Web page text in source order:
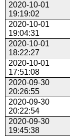
2020-10-01
19:19:02
2020-10-01
19:04:31
2020-10-01
18:22:27
2020-10-01
17:51:08
2020-09-30
20:26:55
2020-09-30
20:22:54
2020-09-30
19:45:38